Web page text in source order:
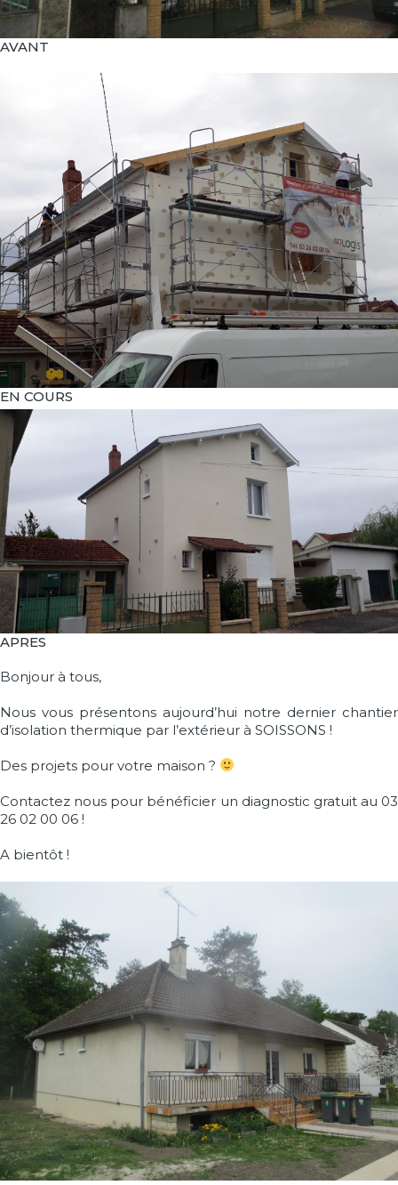
AVANT
EN COURS
APRES
Bonjour à tous,
Nous vous présentons aujourd’hui notre dernier chantier
d’isolation thermique par l’extérieur à SOISSONS !
Des projets pour votre maison ?
Contactez nous pour bénéficier un diagnostic gratuit au 03
26 02 00 06 !
A bientôt !